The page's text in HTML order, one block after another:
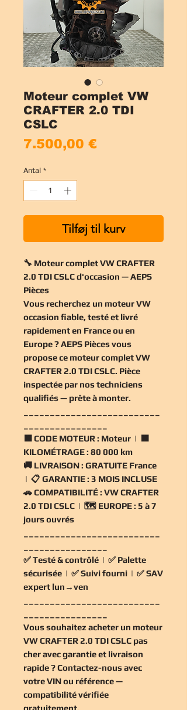
Moteur complet VW
CRAFTER 2.0 TDI
CSLC
7.500,00 €
Antal *
Tilføj til kurv
🔧 Moteur complet VW CRAFTER
2.0 TDI CSLC d'occasion — AEPS
Pièces
Vous recherchez un moteur VW
occasion fiable, testé et livré
rapidement en France ou en
Europe ? AEPS Pièces vous
propose ce moteur complet VW
CRAFTER 2.0 TDI CSLC. Pièce
inspectée par nos techniciens
qualifiés — prête à monter.
🟧CODE MOTEUR : Moteur | 🟧
KILOMÉTRAGE : 80 000 km
🚚 LIVRAISON : GRATUITE France
| 📋 GARANTIE : 3 MOIS INCLUSE
🚗COMPATIBILITÉ : VW CRAFTER
2.0 TDI CSLC | 🗺️ EUROPE : 5 à 7
jours ouvrés
✅Testé & contrôlé | ✅ Palette
sécurisée | ✅Suivi fourni | ✅SAV
expert lun→ven
Vous souhaitez acheter un moteur
VW CRAFTER 2.0 TDI CSLC pas
cheravec garantie et livraison
rapide ? Contactez-nous avec
votre VIN ou référence —
compatibilité vérifiée
gratuitement